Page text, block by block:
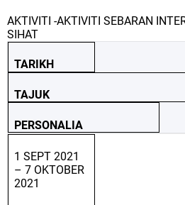
AKTIVITI -AKTIVITI SEBARAN
SIHAT
TARIKH
TAJUK
PERSONALIA
1 SEPT 2021
– 7 OKTOBER
2021